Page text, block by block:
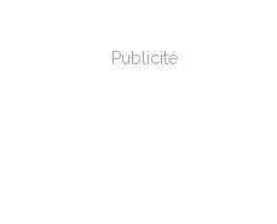
Publicité